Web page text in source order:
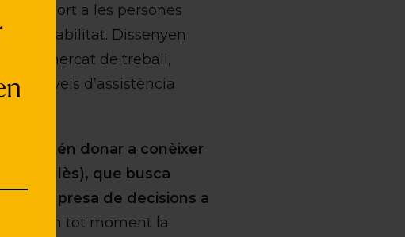
suport a les persones
vulnerabilitat. Dissenyen
al mercat de treball,
serveis d’assistència
pretén donar a conèixer
anglès), que busca
en la presa de decisions a
en tot moment la